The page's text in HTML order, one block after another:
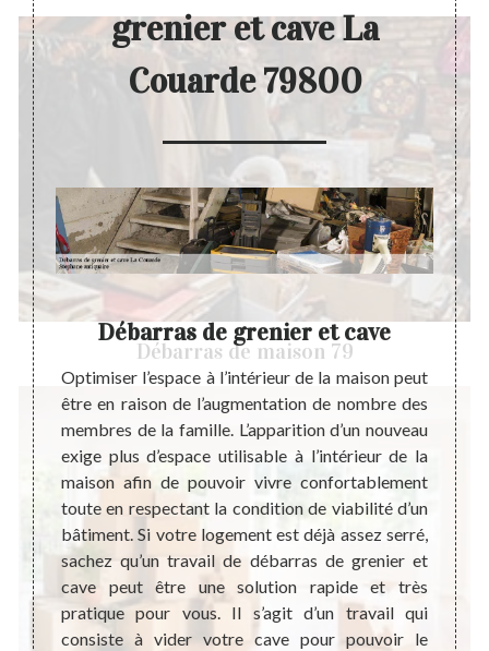
Débarras de maison 79
grenier et cave La
Couarde 79800
le
une
à
le
peut
les
Débarras de grenier et cave
Optimiser l’espace à l’intérieur de la maison peut
être en raison de l’augmentation de nombre des
membres de la famille. L’apparition d’un nouveau
exige plus d’espace utilisable à l’intérieur de la
maison afin de pouvoir vivre confortablement
toute en respectant la condition de viabilité d’un
bâtiment. Si votre logement est déjà assez serré,
sachez qu’un travail de débarras de grenier et
cave peut être une solution rapide et très
pratique pour vous. Il s’agit d’un travail qui
consiste à vider votre cave pour pouvoir le
Le
mise